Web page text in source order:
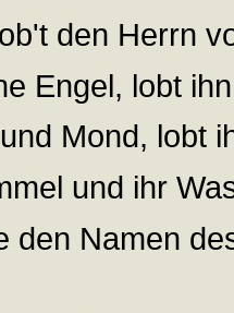
den Herrn
Engel, lobt
Mond, lobt
und ihr
den Namen